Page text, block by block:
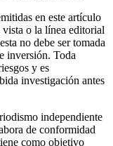
en este artículo
vista o la línea editorial
no debe ser tomada
inversión. Toda
y es
investigación antes
independiente
de conformidad
como objetivo